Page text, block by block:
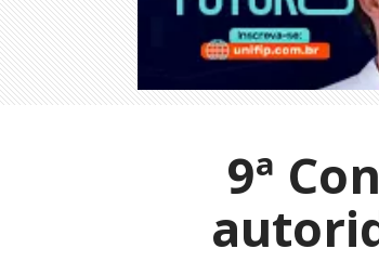
9ª